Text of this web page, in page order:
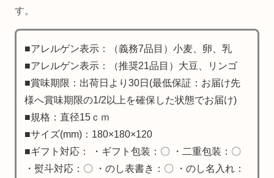
す。
■アレルゲン表示：（義務7品目）小麦、卵、乳
■アレルゲン表示：（推奨21品目）大豆、リンゴ
■賞味期限：出荷日より30日(最低保証：お届け先
様へ賞味期限の1/2以上を確保した状態でお届け)
■規格：直径15ｃｍ
■サイズ(mm)：180×180×120
■ギフト対応： ・ギフト包装：〇 ・二重包装：〇
・熨斗対応：〇 ・のし表書き：〇 ・のし名入れ：